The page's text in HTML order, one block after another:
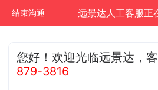
结束沟通 远景达人工客服正
您好！欢迎光临远景达，客
879-3816